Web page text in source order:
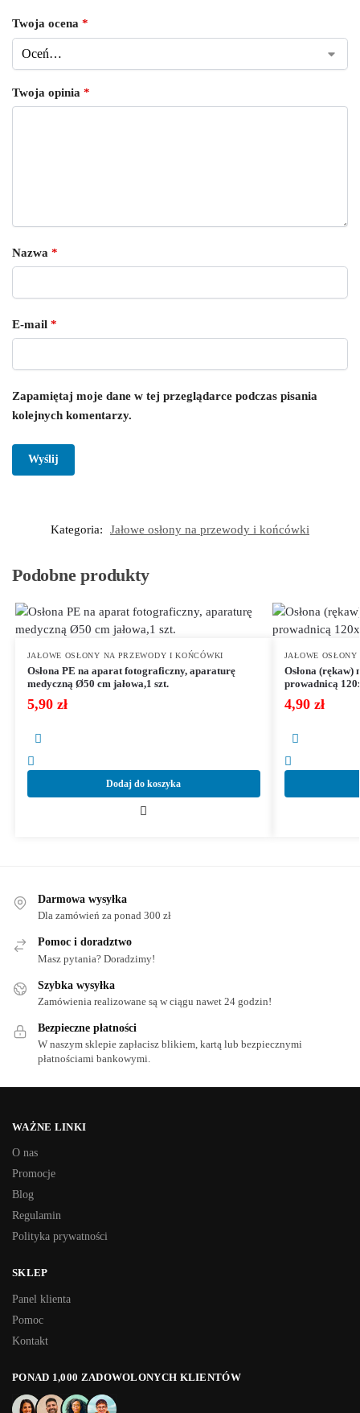
Twoja ocena *
Twoja opinia *
Nazwa *
E-mail *
Zapamiętaj moje dane w tej przeglądarce podczas pisania
kolejnych komentarzy.
Kategoria: Jałowe osłony na przewody i końcówki
Podobne produkty
JAŁOWE OSŁONY NA PRZEWODY I KOŃCÓWKI
Osłona PE na aparat fotograficzny, aparaturę
medyczną Ø50 cm jałowa,1 szt.
5,90 zł
Dodaj do koszyka
JAŁOWE
Osłona (rękaw)
prowadnicą
4,90 zł
Darmowa wysyłka
Dla zamówień za ponad 300 zł
Pomoc i doradztwo
Masz pytania? Doradzimy!
Szybka wysyłka
Zamówienia realizowane są w ciągu nawet 24 godzin!
Bezpieczne płatności
W naszym sklepie zapłacisz blikiem, kartą lub bezpiecznymi
płatnościami bankowymi.
WAŻNE LINKI
O nas
Promocje
Blog
Regulamin
Polityka prywatności
SKLEP
Panel klienta
Pomoc
Kontakt
PONAD 1,000 ZADOWOLONYCH KLIENTÓW